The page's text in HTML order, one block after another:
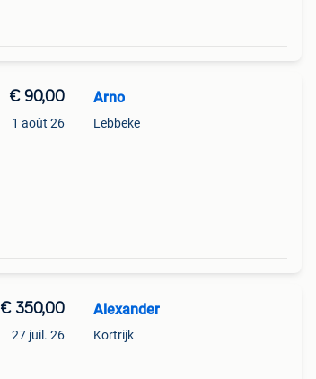
€ 90,00
1 août 26
Arno
Lebbeke
€ 350,00
27 juil. 26
Alexander
Kortrijk